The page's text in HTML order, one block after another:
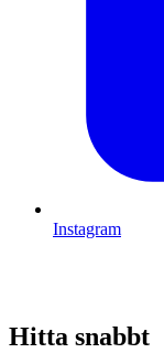
Instagram
Hitta snabbt